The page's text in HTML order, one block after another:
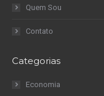
Quem Sou
Contato
Categorias
Economia